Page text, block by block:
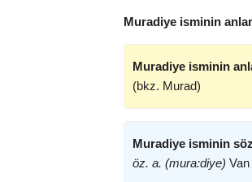
Muradiye isminin
Muradiye isminin
(bkz. Murad)
Muradiye isminin
öz. a. (mura:diye) Van